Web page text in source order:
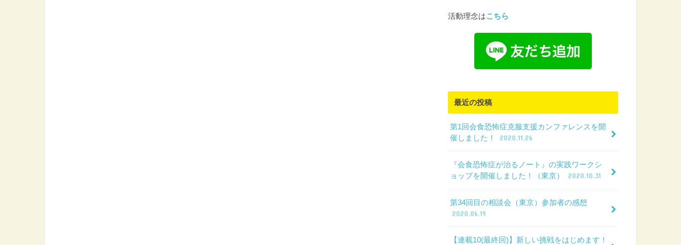
活動理念はこちら
最近の投稿
第1回会食恐怖症克服支援カンファレンスを開
催しました！
2020.11.26
『会食恐怖症が治るノート』の実践ワークシ
ョップを開催しました！（東京）
2020.10.31
第34回目の相談会（東京）参加者の感想
2020.06.19
【連載10(最終回)】新しい挑戦をはじめます！